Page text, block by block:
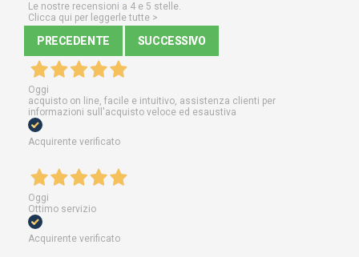
Le nostre recensioni a 4 e 5 stelle.
Clicca qui per leggerle tutte >
PRECEDENTE SUCCESSIVO
Oggi
acquisto on line, facile e intuitivo, assistenza clienti per
informazioni sull'acquisto veloce ed esaustiva
Acquirente verificato
Oggi
Ottimo servizio
Acquirente verificato